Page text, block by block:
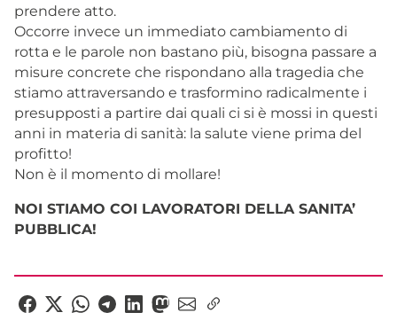
prendere atto.
Occorre invece un immediato cambiamento di
rotta e le parole non bastano più, bisogna passare a
misure concrete che rispondano alla tragedia che
stiamo attraversando e trasformino radicalmente i
presupposti a partire dai quali ci si è mossi in questi
anni in materia di sanità: la salute viene prima del
profitto!
Non è il momento di mollare!
NOI STIAMO COI LAVORATORI DELLA SANITA’
PUBBLICA!